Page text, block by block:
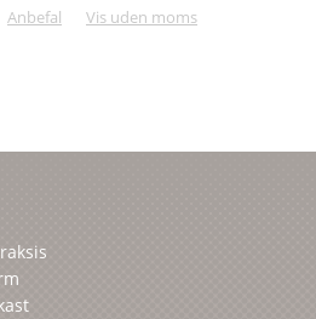
Anbefal Vis uden moms